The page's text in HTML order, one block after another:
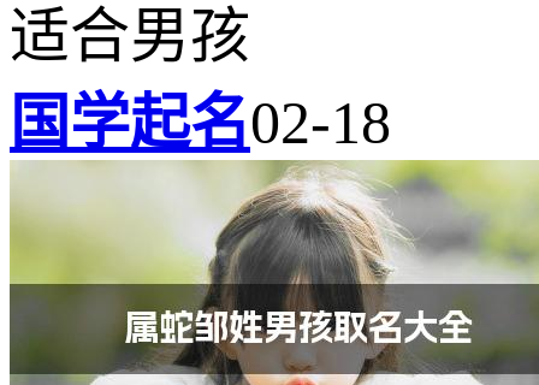
适合男孩
国学起名02-18